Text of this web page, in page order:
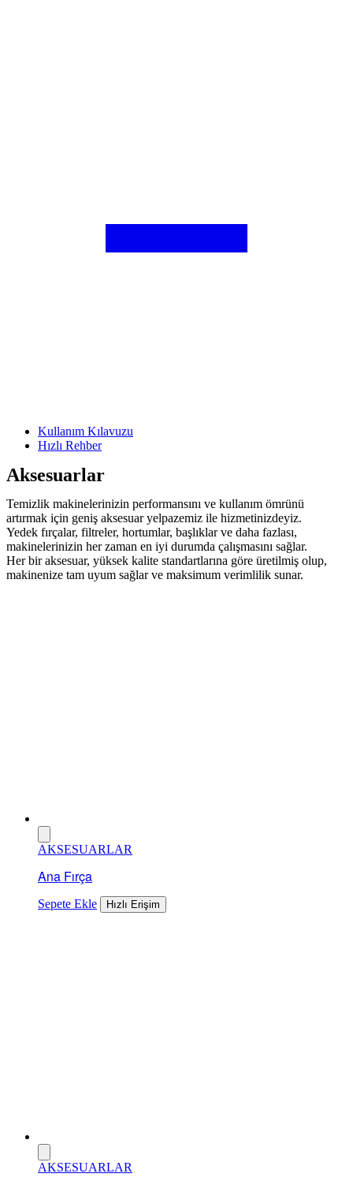
Kullanım Kılavuzu
Hızlı Rehber
Aksesuarlar
Temizlik makinelerinizin performansını ve kullanım ömrünü
artırmak için geniş aksesuar yelpazemiz ile hizmetinizdeyiz.
Yedek fırçalar, filtreler, hortumlar, başlıklar ve daha fazlası,
makinelerinizin her zaman en iyi durumda çalışmasını sağlar.
Her bir aksesuar, yüksek kalite standartlarına göre üretilmiş olup,
makinenize tam uyum sağlar ve maksimum verimlilik sunar.
AKSESUARLAR
Ana Fırça
Sepete Ekle Hızlı Erişim
AKSESUARLAR